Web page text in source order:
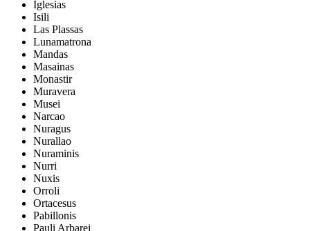
Iglesias
Isili
Las Plassas
Lunamatrona
Mandas
Masainas
Monastir
Muravera
Musei
Narcao
Nuragus
Nurallao
Nuraminis
Nurri
Nuxis
Orroli
Ortacesus
Pabillonis
Pauli Arbarei